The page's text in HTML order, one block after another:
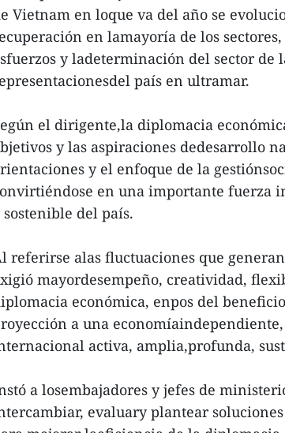
Vietnam en loque va del año se
en lamayoría de los
y ladeterminación del sector
país en ultramar.
el dirigente,la diplomacia
y las aspiraciones dedesarrollo
y el enfoque de la
en una importante fuerza
sostenible del país.
referirse alas fluctuaciones que
mayordesempeño, creatividad,
económica, enpos del
a una
activa, amplia,profunda,
a losembajadores y jefes de
evaluary plantear